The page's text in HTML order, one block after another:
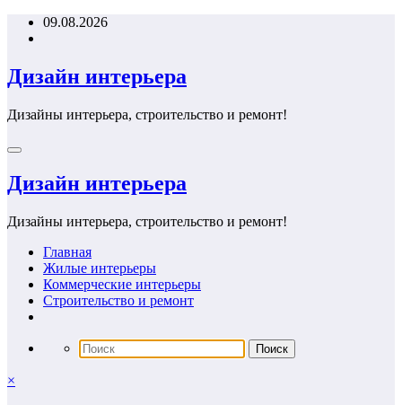
Перейти09.08.2026
Дизайн интерьера
Дизайны интерьера, строительство и ремонт!
Дизайн интерьера
Дизайны интерьера, строительство и ремонт!
Главная
Жилые интерьеры
Коммерческие интерьеры
Строительство и ремонт
×